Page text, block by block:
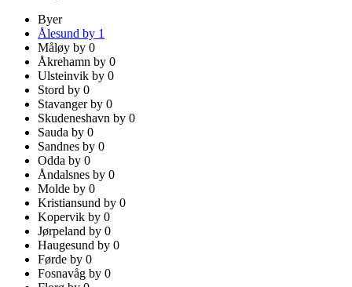
Byer
Ålesund by 1
Måløy by 0
Åkrehamn by 0
Ulsteinvik by 0
Stord by 0
Stavanger by 0
Skudeneshavn by 0
Sauda by 0
Sandnes by 0
Odda by 0
Åndalsnes by 0
Molde by 0
Kristiansund by 0
Kopervik by 0
Jørpeland by 0
Haugesund by 0
Førde by 0
Fosnavåg by 0